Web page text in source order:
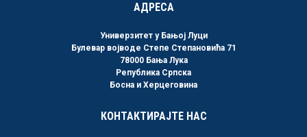
АДРЕСА
Универзитет у Бањој Луци
Булевар војводе Степе Степановића 71
78000 Бања Лука
Република Српска
Босна и Херцеговина
КОНТАКТИРАЈТЕ НАС